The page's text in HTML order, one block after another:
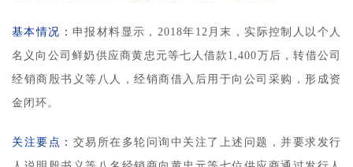
基本情况： 申报材料显示，2018年12月末，实际控制人以个人
名义向公司鲜奶供应商黄忠元等七人借款1,400万后，转借公司
经销商殷书义等八人，经销商借入后用于向公司采购，形成资
金闭环。
关注要点： 交易所在多轮问询中关注了上述问题，并要求发行